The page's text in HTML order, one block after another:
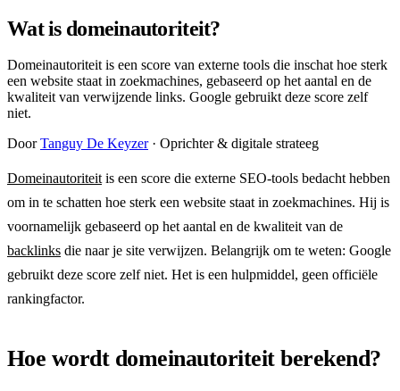
Wat is domeinautoriteit?
Domeinautoriteit is een score van externe tools die inschat hoe sterk
een website staat in zoekmachines, gebaseerd op het aantal en de
kwaliteit van verwijzende links. Google gebruikt deze score zelf
niet.
DoorTanguy De Keyzer· Oprichter & digitale strateeg
Domeinautoriteit is een score die externe SEO-tools bedacht hebben
om in te schatten hoe sterk een website staat in zoekmachines. Hij is
voornamelijk gebaseerd op het aantal en de kwaliteit van de
backlinks die naar je site verwijzen. Belangrijk om te weten: Google
gebruikt deze score zelf niet. Het is een hulpmiddel, geen officiële
rankingfactor.
Hoe wordt domeinautoriteit berekend?